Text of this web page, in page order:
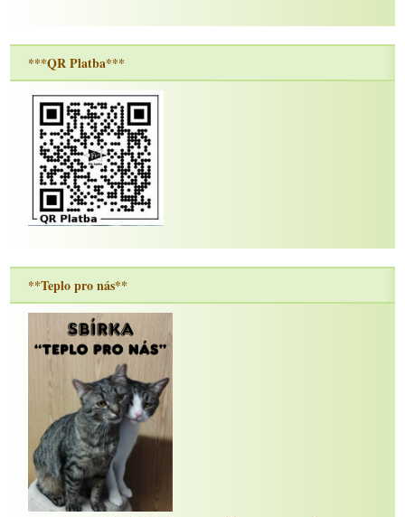
***QR Platba***
**Teplo pro nás**